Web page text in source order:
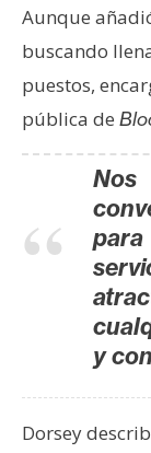
R
e
c
u
r
s
C
a
c
Aunque
buscando
puestos,
pública de
y
Dorsey